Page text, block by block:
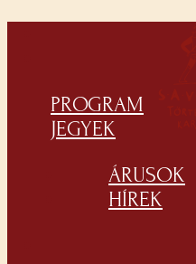
PROGRAM
JEGYEK
ÁRUSOK
HÍREK